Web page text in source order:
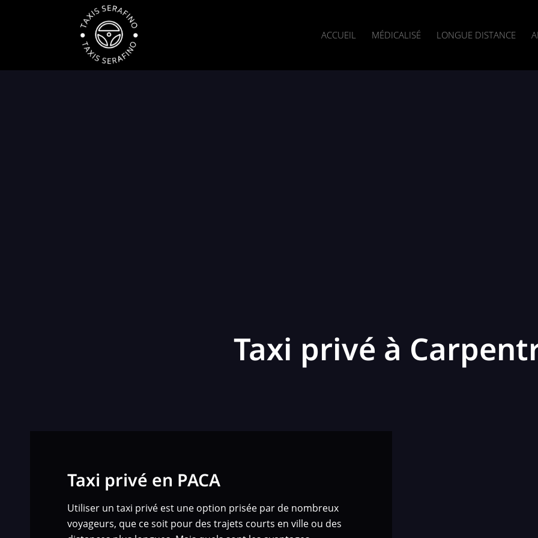
ACCUEIL MÉDICALISÉ LONGUE DISTANCE
Taxi privé à
Taxi privé en PACA
Utiliser un taxi privé est une option prisée par de nombreux
voyageurs, que ce soit pour des trajets courts en ville ou des